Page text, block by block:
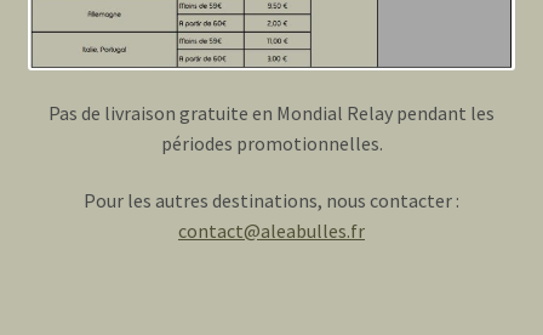
Pas de livraison gratuite en Mondial Relay pendant les
périodes promotionnelles.
Pour les autres destinations, nous contacter :
contact@aleabulles.fr